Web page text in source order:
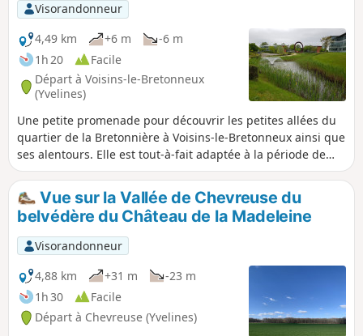
Visorandonneur
4,49 km
+6 m
-6 m
1h 20
Facile
Départ à Voisins-le-Bretonneux
(Yvelines)
Une petite promenade pour découvrir les petites allées du
quartier de la Bretonnière à Voisins-le-Bretonneux ainsi que
ses alentours. Elle est tout-à-fait adaptée à la période de
confinement : le parcours prend une heure et reste dans un
rayon de 1 km autour du groupe scolaire des Quarante
Arpents située au cœur du quartier. Plus des trois-quarts du
parcours se font sur des allées piétonnes entourées de
verdure.
Vue sur la Vallée de Chevreuse du
belvédère du Château de la Madeleine
Visorandonneur
4,88 km
+31 m
-23 m
1h 30
Facile
Départ à Chevreuse (Yvelines)